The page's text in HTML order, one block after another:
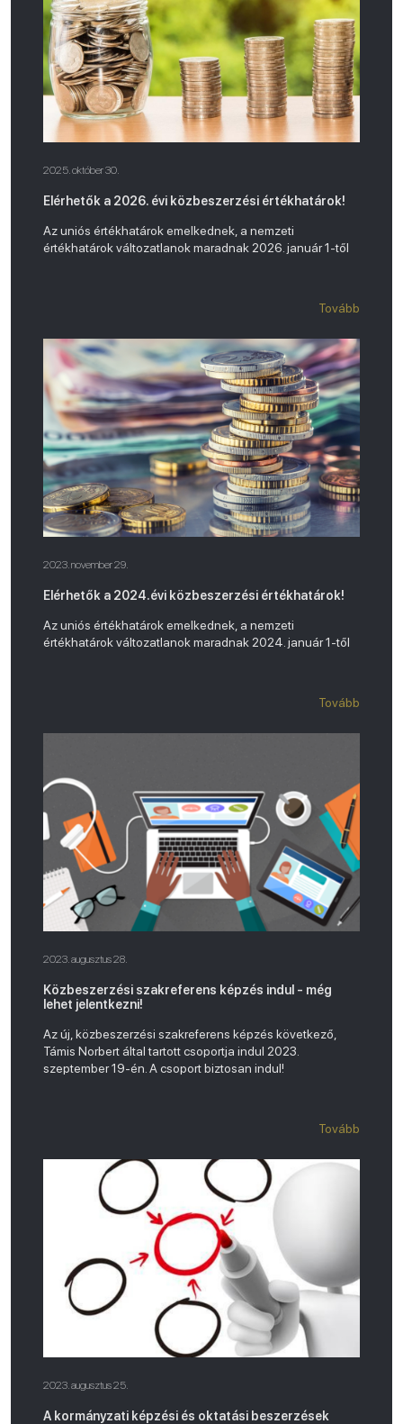
2025. október 30.
Elérhetők a 2026. évi közbeszerzési értékhatárok!
Az uniós értékhatárok emelkednek, a nemzeti
értékhatárok változatlanok maradnak 2026. január 1-től
Tovább
2023. november 29.
Elérhetők a 2024.évi közbeszerzési értékhatárok!
Az uniós értékhatárok emelkednek, a nemzeti
értékhatárok változatlanok maradnak 2024. január 1-től
Tovább
2023. augusztus 28.
Közbeszerzési szakreferens képzés indul - még
lehet jelentkezni!
Az új, közbeszerzési szakreferens képzés következő,
Támis Norbert által tartott csoportja indul 2023.
szeptember 19-én. A csoport biztosan indul!
Tovább
2023. augusztus 25.
A kormányzati képzési és oktatási beszerzések